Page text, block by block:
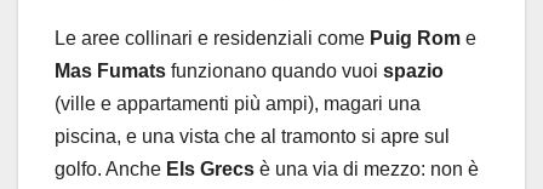
Le aree collinari e residenziali come Puig Rom e
Mas Fumats funzionano quando vuoi spazio
(ville e appartamenti più ampi), magari una
piscina, e una vista che al tramonto si apre sul
golfo. Anche Els Grecs è una via di mezzo: non è